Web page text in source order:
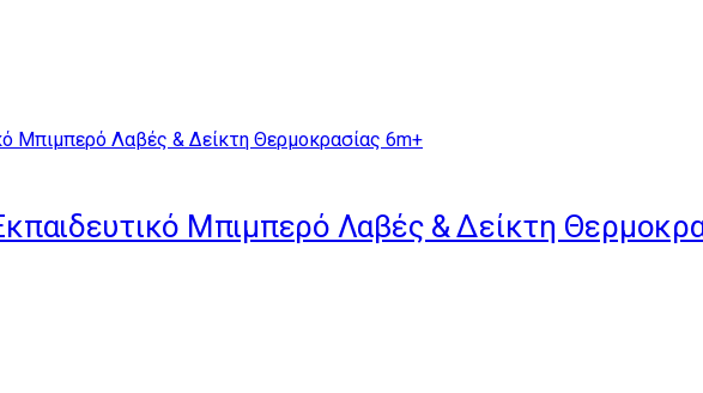
Μπιμπερό Λαβές & Δείκτη